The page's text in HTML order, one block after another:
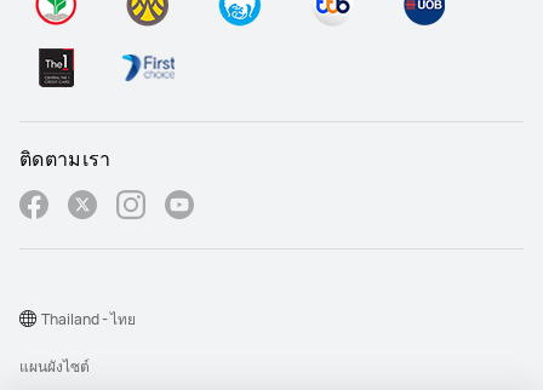
ติดตามเรา
แผนผังไซต์
Thailand - ไทย